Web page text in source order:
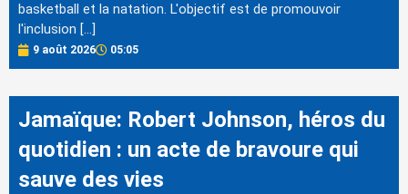
basketball et la natation. L'objectif est de promouvoir
l'inclusion […]
9 août 2026 05:05
Jamaïque: Robert Johnson, héros du
quotidien : un acte de bravoure qui
sauve des vies